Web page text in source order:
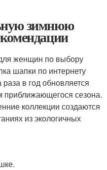
зимнюю
женщин по выбору
шапки по интернету
в год обновляется
сезона.
коллекции создаются
из экологичных